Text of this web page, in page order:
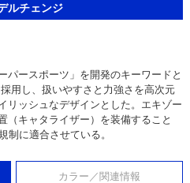
ルチェンジ
パースポーツ」を開発のキーワードと
用し、扱いやすさと力強さを高次元
リッシュなデザインとした。エキゾー
（キャタライザー）を装備すること
制に適合させている。
カラー／関連情報